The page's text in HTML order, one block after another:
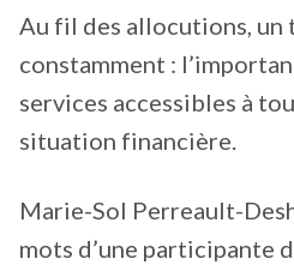
Au fil des allocutions, un
constamment :
services accessibles à
situation financière.
Marie-Sol Perreault-
mots d’une participante